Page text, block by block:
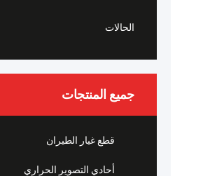
الحالات
جميع المنتجات
قطع غيار الطيران
أحادي التصوير الحراري